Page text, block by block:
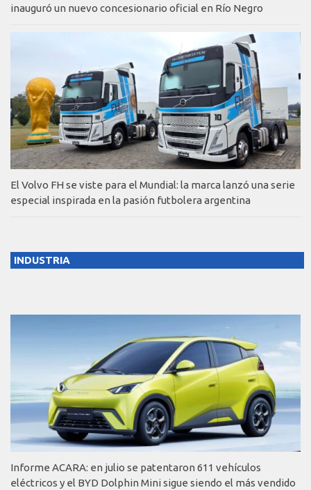
inauguró un nuevo concesionario oficial en Río Negro
El Volvo FH se viste para el Mundial: la marca lanzó una serie
especial inspirada en la pasión futbolera argentina
INDUSTRIA
Informe ACARA: en julio se patentaron 611 vehículos
eléctricos y el BYD Dolphin Mini sigue siendo el más vendido